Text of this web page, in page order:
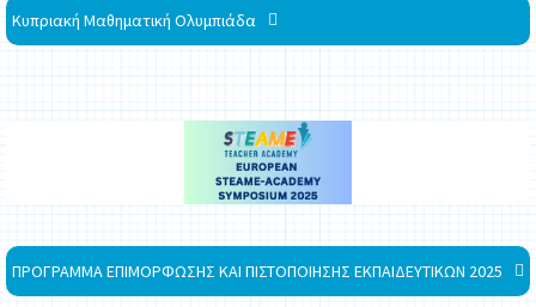
Κυπριακή Μαθηματική Ολυμπιάδα
ΠΡΟΓΡΑΜΜΑ ΕΠΙΜΟΡΦΩΣΗΣ ΚΑΙ ΠΙΣΤΟΠΟΙΗΣΗΣ ΕΚΠΑΙΔΕΥΤΙΚΩΝ 2025